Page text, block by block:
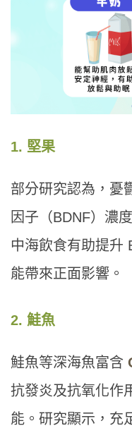
1. 堅果
部分研究認為，憂
因子（BDNF）濃
中海飲食有助提升
能帶來正面影響。
2. 鮭魚
鮭魚等深海魚富含
抗發炎及抗氧化作
能。研究顯示，充